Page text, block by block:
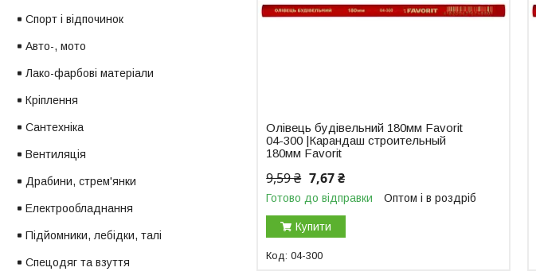
Олівець будівельний 180мм Favorit
04-300 |Карандаш строительный
180мм Favorit
9,59 ₴ 7,67 ₴
Готово до відправки Оптом і в роздріб
Купити
04-300
Спорт і відпочинок
Авто-, мото
Лако-фарбові матеріали
Кріплення
Сантехніка
Вентиляція
Драбини, стрем'янки
Електрообладнання
Підйомники, лебідки, талі
Спецодяг та взуття